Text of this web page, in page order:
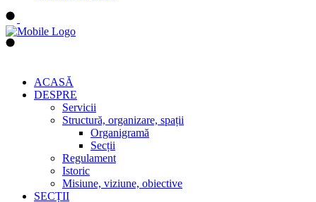
ACASĂ
DESPRE
Servicii
Structură, organizare, spații
Organigramă
Secții
Regulament
Istoric
Misiune, viziune, obiective
SECȚII